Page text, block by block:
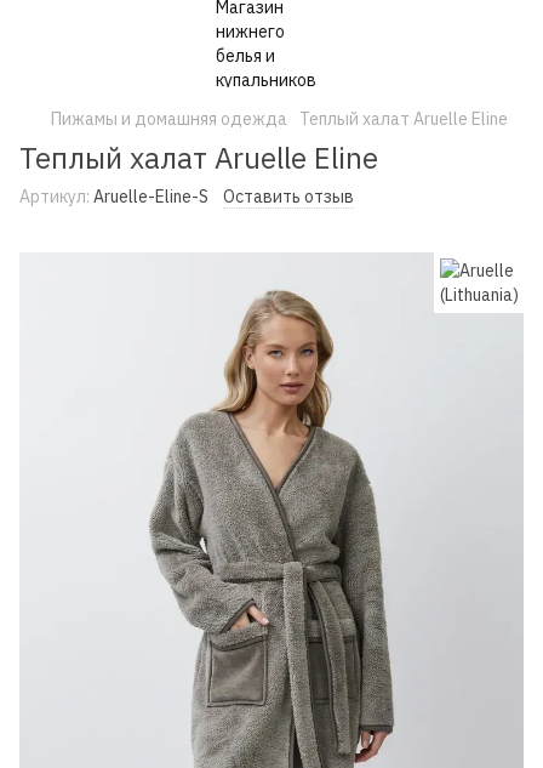
Пижамы и домашняя одежда Теплый халат Aruelle Eline
Теплый халат Aruelle Eline
Артикул: Aruelle-Eline-S Оставить отзыв